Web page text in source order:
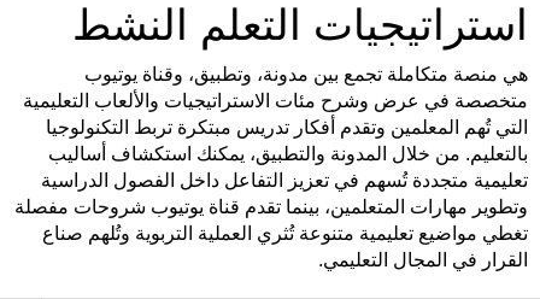
استراتيجيات التعلم النشط
هي منصة متكاملة تجمع بين مدونة، وتطبيق، وقناة يوتيوب
متخصصة في عرض وشرح مئات الاستراتيجيات والألعاب التعليمية
التي تُهم المعلمين وتقدم أفكار تدريس مبتكرة تربط التكنولوجيا
بالتعليم. من خلال المدونة والتطبيق، يمكنك استكشاف أساليب
تعليمية متجددة تُسهم في تعزيز التفاعل داخل الفصول الدراسية
وتطوير مهارات المتعلمين، بينما تقدم قناة يوتيوب شروحات مفصلة
تغطي مواضيع تعليمية متنوعة تُثري العملية التربوية وتُلهم صناع
القرار في المجال التعليمي.